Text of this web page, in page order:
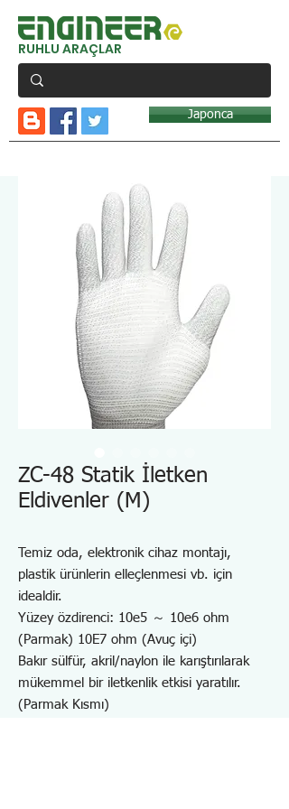
RUHLU ARAÇLAR
Japonca
ZC-48 Statik İletken
Eldivenler (M)
Temiz oda, elektronik cihaz montajı,
plastik ürünlerin elleçlenmesi vb. için
idealdir.
Yüzey özdirenci: 10e5 ～ 10e6 ohm
(Parmak) 10E7 ohm (Avuç içi)
Bakır sülfür, akril/naylon ile karıştırılarak
mükemmel bir iletkenlik etkisi yaratılır.
(Parmak Kısmı)